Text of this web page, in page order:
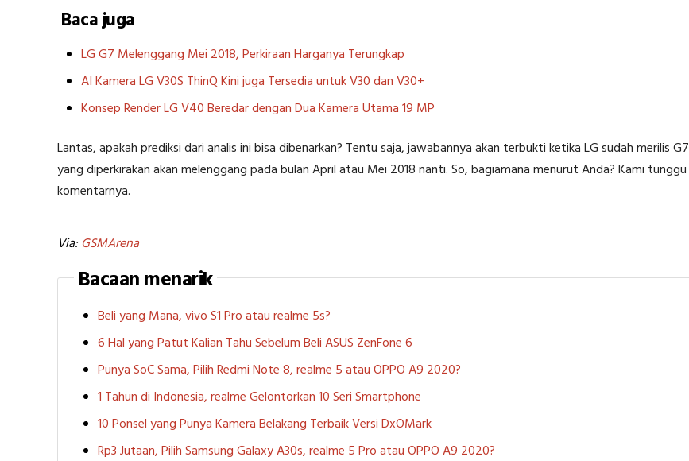
Baca juga
LG G7 Melenggang Mei 2018, Perkiraan Harganya Terungkap
AI Kamera LG V30S ThinQ Kini juga Tersedia untuk V30 dan V30+
Konsep Render LG V40 Beredar dengan Dua Kamera Utama 19 MP
Lantas, apakah prediksi dari analis ini bisa dibenarkan? Tentu saja, jawabannya akan terbukti ketika LG sudah merilis G7
yang diperkirakan akan melenggang pada bulan April atau Mei 2018 nanti. So, bagiamana menurut Anda? Kami tunggu
komentarnya.
Via:GSMArena
Bacaan menarik
Beli yang Mana, vivo S1 Pro atau realme 5s?
6 Hal yang Patut Kalian Tahu Sebelum Beli ASUS ZenFone 6
Punya SoC Sama, Pilih Redmi Note 8, realme 5 atau OPPO A9 2020?
1 Tahun di Indonesia, realme Gelontorkan 10 Seri Smartphone
10 Ponsel yang Punya Kamera Belakang Terbaik Versi DxOMark
Rp3 Jutaan, Pilih Samsung Galaxy A30s, realme 5 Pro atau OPPO A9 2020?